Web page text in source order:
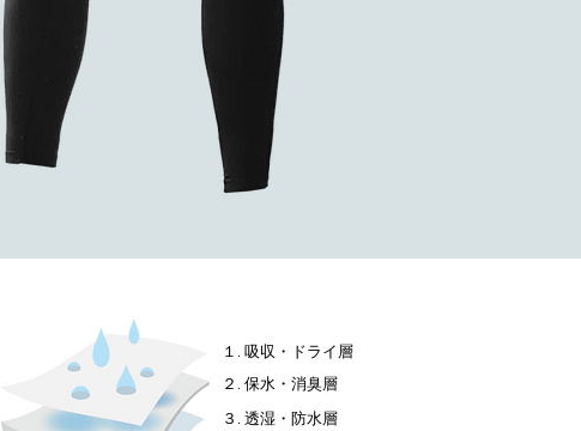
１. 吸収・ドライ層
２. 保水・消臭層
３. 透湿・防水層